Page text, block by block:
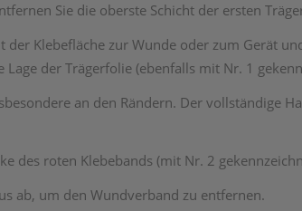
Sie die oberste Schicht der ersten
Klebefläche zur Wunde oder zum Gerät
der Trägerfolie (ebenfalls mit Nr. 1
an den Rändern. Der vollständige
des roten Klebebands (mit Nr. 2
ab, um den Wundverband zu entfernen.